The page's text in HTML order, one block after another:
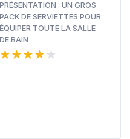
PRÉSENTATION : UN GROS
PACK DE SERVIETTES POUR
ÉQUIPER TOUTE LA SALLE
DE BAIN
★★★★★
★★★★★